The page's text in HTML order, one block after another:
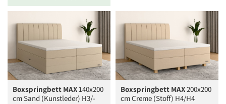
Boxspringbett MAX140x200
cm Sand (Kunstleder) H3/-
Boxspringbett MAX200x200
cm Creme (Stoff) H4/H4